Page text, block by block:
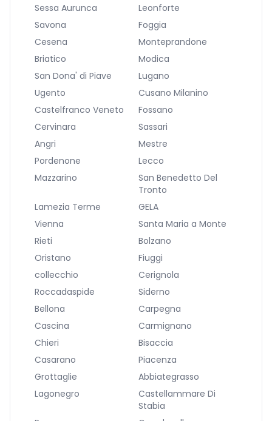
Sessa Aurunca
Leonforte
Savona
Foggia
Cesena
Monteprandone
Briatico
Modica
San Dona' di Piave
Lugano
Ugento
Cusano Milanino
Castelfranco Veneto
Fossano
Cervinara
Sassari
Angri
Mestre
Pordenone
Lecco
Mazzarino
San Benedetto Del
Tronto
Lamezia Terme
GELA
Vienna
Santa Maria a Monte
Rieti
Bolzano
Oristano
Fiuggi
collecchio
Cerignola
Roccadaspide
Siderno
Bellona
Carpegna
Cascina
Carmignano
Chieri
Bisaccia
Casarano
Piacenza
Grottaglie
Abbiategrasso
Lagonegro
Castellammare Di
Stabia